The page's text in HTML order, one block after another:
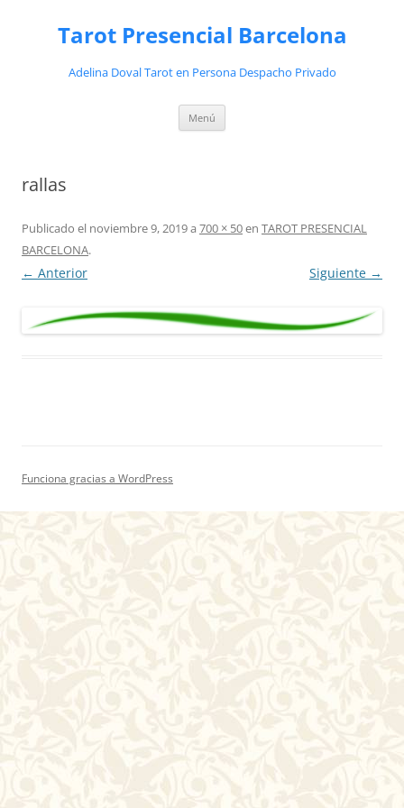
contenidoTarot Presencial Barcelona
Adelina Doval Tarot en Persona Despacho Privado
Menú
rallas
Publicado el noviembre 9, 2019a 700 × 50en TAROT PRESENCIAL
BARCELONA.
← Anterior Siguiente →
Funciona gracias a WordPress